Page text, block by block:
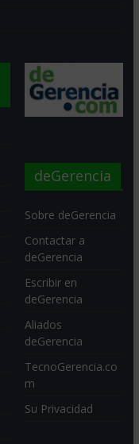
deGerencia
Sobre deGerencia
Contactar a
deGerencia
Escribir en
deGerencia
Aliados
deGerencia
TecnoGerencia.co
m
Su Privacidad